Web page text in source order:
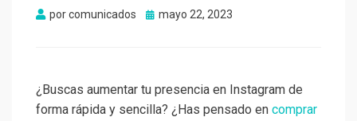
porcomunicados
Publicado
mayo 22, 2023
¿Buscas aumentar tu presencia en Instagram de
forma rápida y sencilla? ¿Has pensado en comprar